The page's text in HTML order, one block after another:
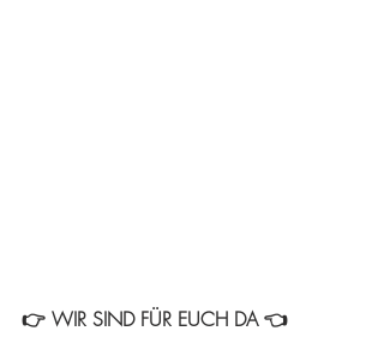
👉 WIR SIND FÜR EUCH DA 👈